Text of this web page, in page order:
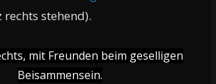
rechts stehend).
mit Freunden beim geselligen
Beisammensein.